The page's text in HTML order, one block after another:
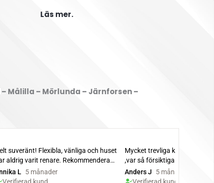
Läs mer.
– Målilla – Mörlunda – Järnforsen –